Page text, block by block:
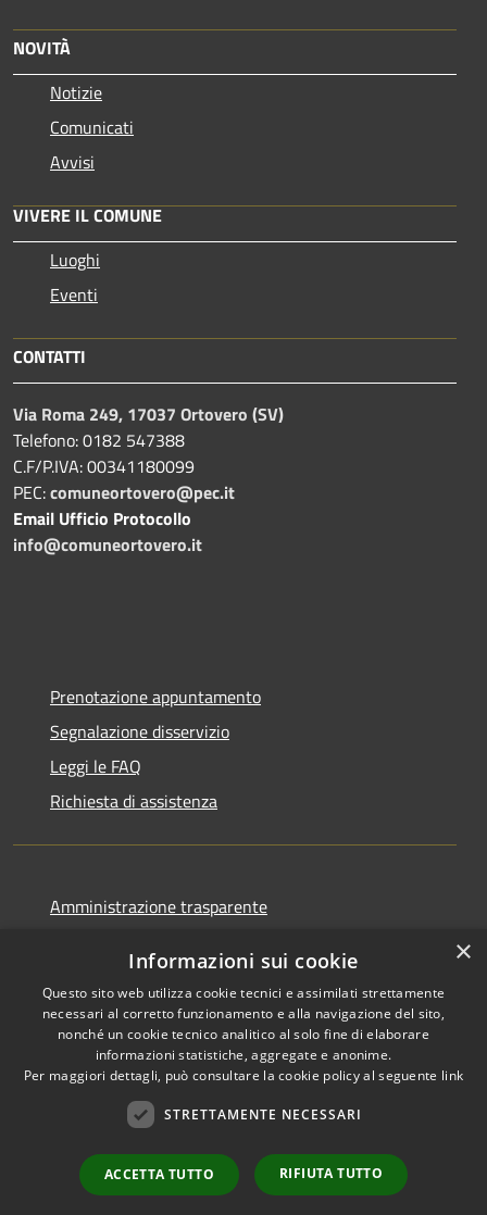
NOVITÀ
Notizie
Comunicati
Avvisi
VIVERE IL COMUNE
Luoghi
Eventi
CONTATTI
Via Roma 249, 17037 Ortovero (SV)
Telefono: 0182 547388
C.F/P.IVA: 00341180099
PEC:comuneortovero@pec.it
Email Ufficio Protocollo
info@comuneortovero.it
Prenotazione appuntamento
Segnalazione disservizio
Leggi le FAQ
Richiesta di assistenza
Amministrazione trasparente
Dichiarazione di accessibilità
Copyright © 2026 • Comune di
Municipium•
Accesso
redazione
×
Informazioni sui cookie
Questo sito web utilizza cookie tecnici e assimilati strettamente
necessari al corretto funzionamento e alla navigazione del sito,
nonché un cookie tecnico analitico al solo fine di elaborare
informazioni statistiche, aggregate e anonime.
Per maggiori dettagli, può consultare la cookie policy al seguente link
STRETTAMENTE NECESSARI
ACCETTA TUTTO RIFIUTA TUTTO